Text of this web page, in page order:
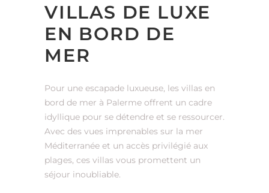
VILLAS DE LUXE
EN BORD DE
MER
Pour une escapade luxueuse, les villas en
bord de mer à Palerme offrent un cadre
idyllique pour se détendre et se ressourcer.
Avec des vues imprenables sur la mer
Méditerranée et un accès privilégié aux
plages, ces villas vous promettent un
séjour inoubliable.